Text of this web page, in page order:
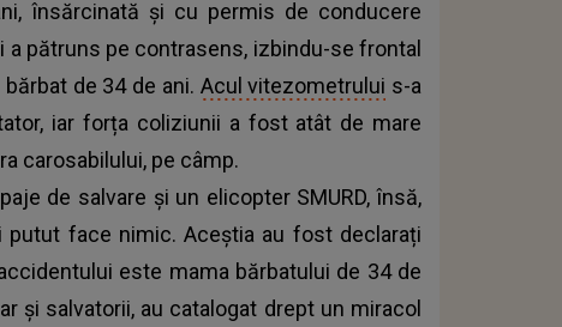
însărcinată și cu permis de conducere
pătruns pe contrasens, izbindu-se frontal
de 34 de ani. Acul vitezometrului s-a
iar forța coliziunii a fost atât de mare
carosabilului, pe câmp.
de salvare și un elicopter SMURD, însă,
face nimic. Aceștia au fost declarați
este mama bărbatului de 34 de
și salvatorii, au catalogat drept un miracol